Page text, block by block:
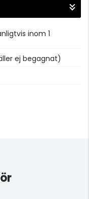
inom 1
ej begagnat)